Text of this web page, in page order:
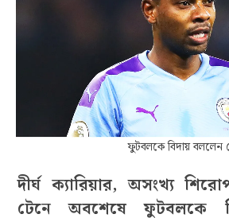
ফুটবলকে বিদায় বললেন
দীর্ঘ ক্যারিয়ার, অসংখ্য
টেনে অবশেষে ফুটবলকে